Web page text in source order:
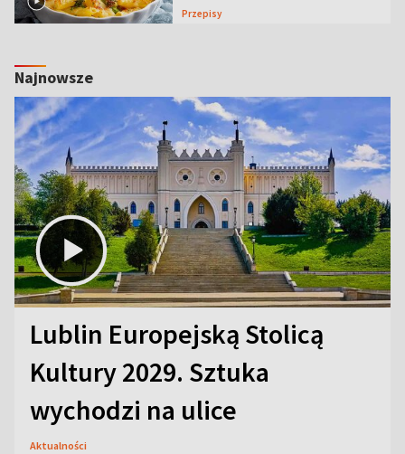
Przepisy
Najnowsze
Lublin Europejską Stolicą
Kultury 2029. Sztuka
wychodzi na ulice
Aktualności